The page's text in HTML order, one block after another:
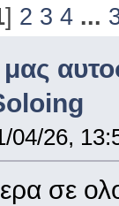
] 2 3 4 ...
μας
04/26,
σε